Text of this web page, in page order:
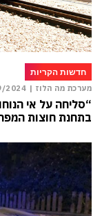
חדשות הקריות
מערכת מה הלוז | 2024
“סליחה על אי
בתחנת חוצות